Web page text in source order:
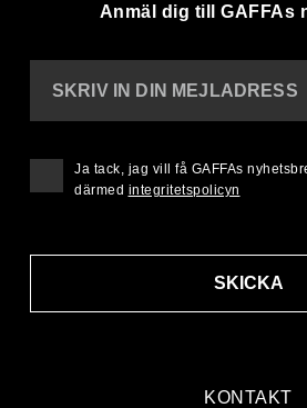
Anmäl dig till GAFFAs
KONTAKT
SKRIV IN DIN MEJLADRESS
SKICKA
Ja tack, jag vill få GAFFAs
därmed integritetspolicyn